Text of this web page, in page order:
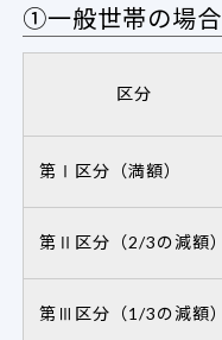
①一般世帯の場合
区分
第Ⅰ区分（満額）
第Ⅱ区分（2/3の減額）
第Ⅲ区分（1/3の減額）